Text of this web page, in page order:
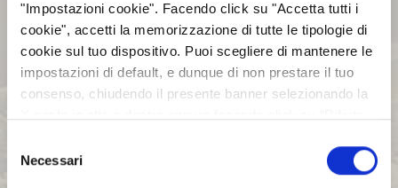
"Impostazioni cookie". Facendo click su "Accetta tutti i
cookie", accetti la memorizzazione di tutte le tipologie di
cookie sul tuo dispositivo. Puoi scegliere di mantenere le
impostazioni di default, e dunque di non prestare il tuo
consenso, chiudendo il presente banner selezionando la
assenza dei cookie diversi da quelli tecnici. Per maggiori
informazioni puoi consultare la nostra politica sui cookie
delNecessari
La Linea Guida per la Gestione delle
Segnalazioni, ha l'obiettivo di formalizzare la
governance, i processi e i principi di controllo
relativi alla gestione delle segnalazioni per
tutte le Società del Gruppo ASPI, assicurando
la piena conformità al Decreto Legislativo 10
Linee Guida Anticorruzione del Gruppo